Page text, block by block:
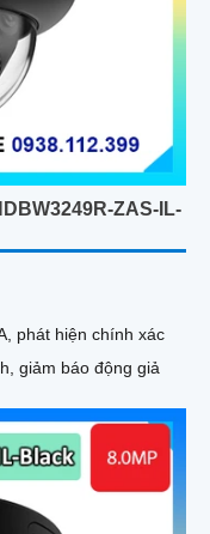
ZAS-IL-
phát hiện chính xác
giảm báo động giả